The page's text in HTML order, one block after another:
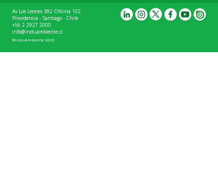
Av Los Leones 382 Oficina 102
Providencia - Santiago - Chile
+56 2 2927 2000
info@induambiente.cl
©InduAmbiente 2026